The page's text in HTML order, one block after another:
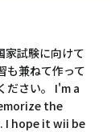
家試験に向けて
も兼ねて作って
ださい。 I'm a
the
I hope it wii be